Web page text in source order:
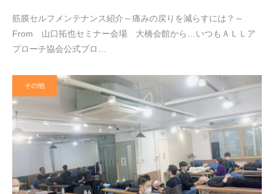
筋膜セルフメンテナンス紹介～痛みの戻りを減らすには？～
From 山口拓也セミナー会場 大橋会館から…いつもＡＬＬア
プローチ協会公式ブロ…
その他